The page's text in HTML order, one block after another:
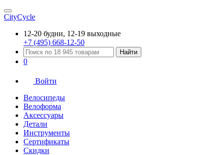
CityCycle
12-20 будни, 12-19 выходные
+7 (495) 668-12-50
Найти
0
Войти
Велосипеды
Велоформа
Аксессуары
Детали
Инструменты
Сертификаты
Скидки